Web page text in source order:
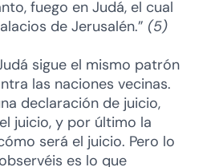
fuego en Judá, el cual
de Jerusalén.” (5)
sigue el mismo patrón
las naciones vecinas.
declaración de juicio,
juicio, y por último la
será el juicio. Pero lo
es lo que